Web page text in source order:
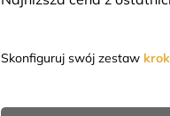
Skonfiguruj swój zestaw